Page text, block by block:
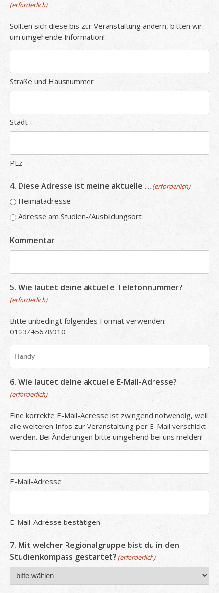
(erforderlich)
Sollten sich diese bis zur Veranstaltung ändern, bitten wir
um umgehende Information!
Straße und Hausnummer
Stadt
PLZ
4. Diese Adresse ist meine aktuelle … (erforderlich)
Heimatadresse
Adresse am Studien-/Ausbildungsort
Kommentar
5. Wie lautet deine aktuelle Telefonnummer?
(erforderlich)
Bitte unbedingt folgendes Format verwenden:
0123/45678910
6. Wie lautet deine aktuelle E-Mail-Adresse?
(erforderlich)
Eine korrekte E-Mail-Adresse ist zwingend notwendig, weil
alle weiteren Infos zur Veranstaltung per E-Mail verschickt
werden. Bei Änderungen bitte umgehend bei uns melden!
E-Mail-Adresse
E-Mail-Adresse bestätigen
7. Mit welcher Regionalgruppe bist du in den
Studienkompass gestartet? (erforderlich)